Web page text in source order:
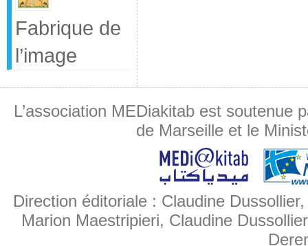
Fabrique de
l’image
L’association MEDiakitab est soutenue
de Marseille et le
Direction éditoriale : Claudine
Marion Maestripieri, Claudine